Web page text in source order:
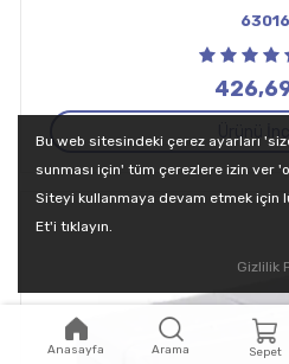
63016
Ürünü
Anasayfa Arama Sepet
Bu web sitesindeki çerez ayarları
sunması için' tüm çerezlere izin ver
Siteyi kullanmaya devam etmek için
Et'i tıklayın.
Gizlilik